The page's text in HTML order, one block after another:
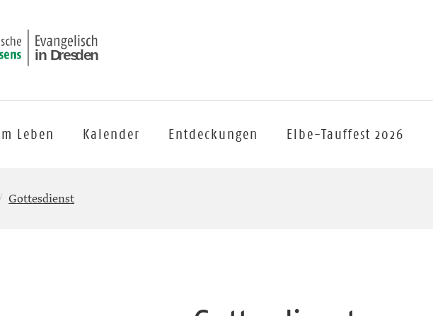
Leben Kalender Entdeckungen Elbe-Tauffest 2026
Gottesdienst